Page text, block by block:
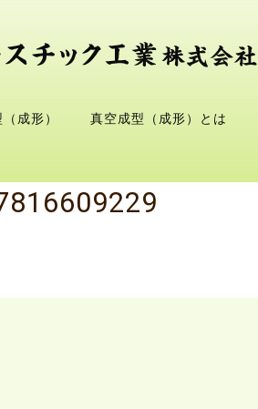
成形） 真空成型（成形）とは